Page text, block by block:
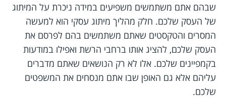
שבהם אתם משתמשים משפיעים במידה ניכרת על המיתוג
של העסק שלכם. חלק מהליך מיתוג עסקי הוא למעשה
המסרים והטקסטים שאתם משתמשים בהם לפרסם את
העסק שלכם, להציג אותו ברחבי הרשת ואפילו במודעות
בקמפיינים שלכם. אלו לא רק הנושאים שאתם מדברים
עליהם אלא גם האופן שבו אתם מנסחים את המשפטים
שלכם.